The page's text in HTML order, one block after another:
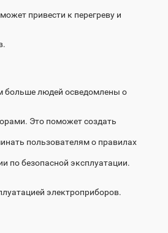
привести к перегреву и
больше людей осведомлены о
Это поможет создать
пользователям о правилах
по безопасной эксплуатации.
электроприборов.